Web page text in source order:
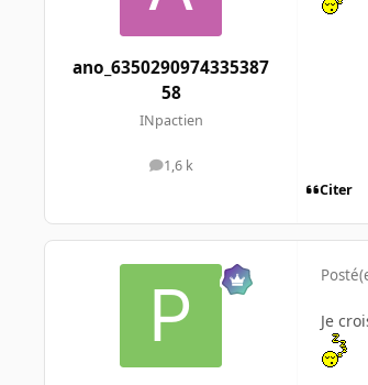
ano_6350290974335387
58
INpactien
1,6 k
messages
Citer
Je